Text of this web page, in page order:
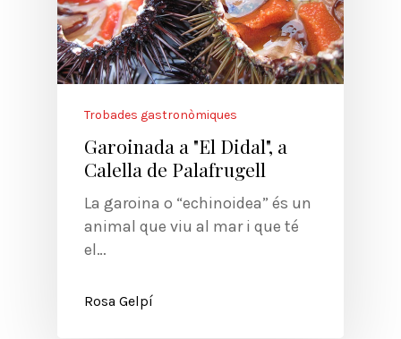
Trobades gastronòmiques
Garoinada a "El Didal", a
Calella de Palafrugell
La garoina o “echinoidea” és un
animal que viu al mar i que té
el…
Rosa Gelpí